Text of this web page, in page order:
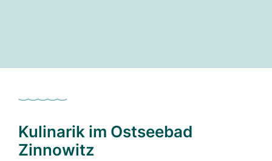
Kulinarik im Ostseebad
Zinnowitz